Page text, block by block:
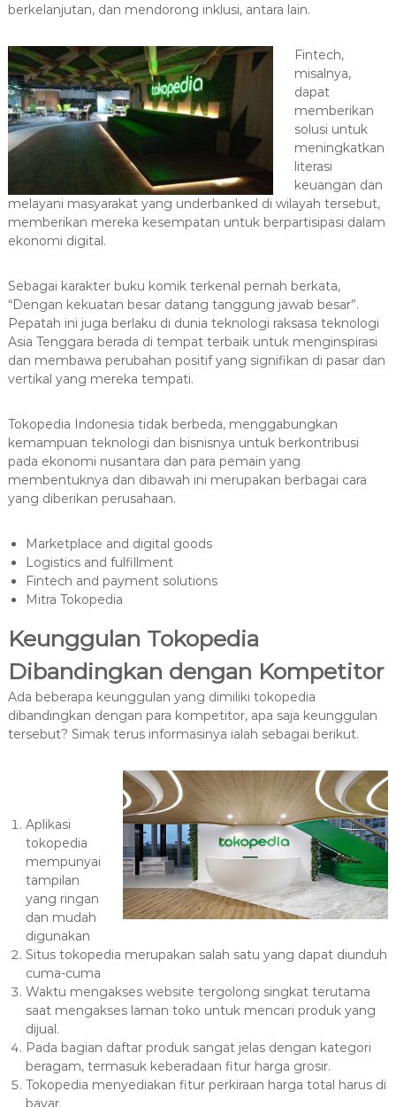
berkelanjutan, dan mendorong inklusi, antara lain.
Fintech,
misalnya,
dapat
memberikan
solusi untuk
meningkatkan
literasi
keuangan dan
melayani masyarakat yang underbanked di wilayah tersebut,
memberikan mereka kesempatan untuk berpartisipasi dalam
ekonomi digital.
Sebagai karakter buku komik terkenal pernah berkata,
“Dengan kekuatan besar datang tanggung jawab besar”.
Pepatah ini juga berlaku di dunia teknologi raksasa teknologi
Asia Tenggara berada di tempat terbaik untuk menginspirasi
dan membawa perubahan positif yang signifikan di pasar dan
vertikal yang mereka tempati.
Tokopedia Indonesia tidak berbeda, menggabungkan
kemampuan teknologi dan bisnisnya untuk berkontribusi
pada ekonomi nusantara dan para pemain yang
membentuknya dan dibawah ini merupakan berbagai cara
yang diberikan perusahaan.
Marketplace and digital goods
Logistics and fulfillment
Fintech and payment solutions
Mitra Tokopedia
Keunggulan Tokopedia
Dibandingkan dengan Kompetitor
Ada beberapa keunggulan yang dimiliki tokopedia
dibandingkan dengan para kompetitor, apa saja keunggulan
tersebut? Simak terus informasinya ialah sebagai berikut.
Aplikasi
tokopedia
mempunyai
tampilan
yang ringan
dan mudah
digunakan
Situs tokopedia merupakan salah satu yang dapat diunduh
cuma-cuma
Waktu mengakses website tergolong singkat terutama
saat mengakses laman toko untuk mencari produk yang
dijual.
Pada bagian daftar produk sangat jelas dengan kategori
beragam, termasuk keberadaan fitur harga grosir.
Tokopedia menyediakan fitur perkiraan harga total harus di
bayar.